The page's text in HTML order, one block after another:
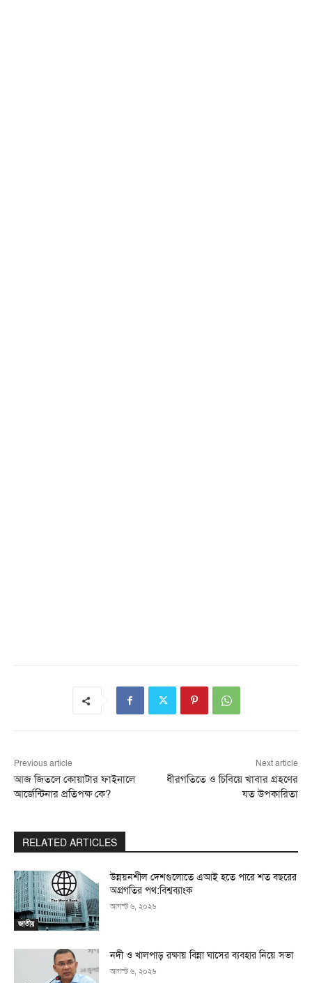
Previous article
আজ জিতলে কোয়াটার ফাইনালে
আর্জেন্টিনার প্রতিপক্ষ কে?
Next article
ধীরগতিতে ও চিবিয়ে খাবার গ্রহণের
যত উপকারিতা
RELATED ARTICLES
জাতীয়
উন্নয়নশীল দেশগুলোতে এআই হতে পারে শত বছরের
অগ্রগতির পথ:বিশ্বব্যাংক
আগস্ট ৬, ২০২৬
নদী ও খালপাড় রক্ষায় বিন্না ঘাসের ব্যবহার নিয়ে সভা
আগস্ট ৬, ২০২৬